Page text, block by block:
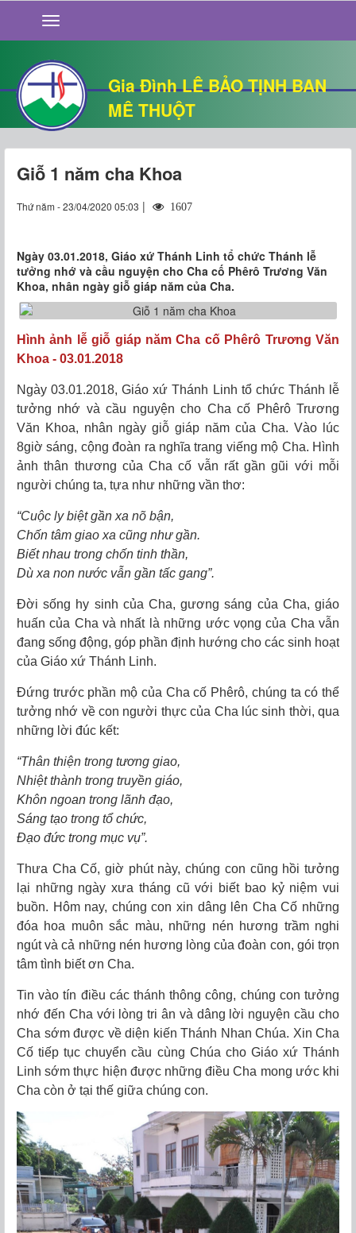
Gia Đình LÊ BẢO TỊNH BAN
MÊ THUỘT
GIỚI THIỆU
TIN TỨC
SỐNG ĐẠO
CHUYỆN NHÀ
QUÁN VĂN
THƯ GIÃN
Giỗ 1 năm cha Khoa
Thứ năm - 23/04/2020 05:03 | 1607
Ngày 03.01.2018, Giáo xứ Thánh Linh tổ chức Thánh lễ
tưởng nhớ và cầu nguyện cho Cha cố Phêrô Trương Văn
Khoa, nhân ngày giỗ giáp năm của Cha.
Hình ảnh lễ giỗ giáp năm Cha cố Phêrô Trương Văn
Khoa - 03.01.2018
Ngày 03.01.2018, Giáo xứ Thánh Linh tổ chức Thánh lễ
tưởng nhớ và cầu nguyện cho Cha cố Phêrô Trương
Văn Khoa, nhân ngày giỗ giáp năm của Cha. Vào lúc
8giờ sáng, cộng đoàn ra nghĩa trang viếng mộ Cha. Hình
ảnh thân thương của Cha cố vẫn rất gần gũi với mỗi
người chúng ta, tựa như những vần thơ:
“Cuộc ly biệt gần xa nõ bận,
Chốn tâm giao xa cũng như gần.
Biết nhau trong chốn tinh thần,
Dù xa non nước vẫn gần tấc gang”.
Đời sống hy sinh của Cha, gương sáng của Cha, giáo
huấn của Cha và nhất là những ước vọng của Cha vẫn
đang sống động, góp phần định hướng cho các sinh hoạt
của Giáo xứ Thánh Linh.
Đứng trước phần mộ của Cha cố Phêrô, chúng ta có thể
tưởng nhớ về con người thực của Cha lúc sinh thời, qua
những lời đúc kết:
“Thân thiện trong tương giao,
Nhiệt thành trong truyền giáo,
Khôn ngoan trong lãnh đạo,
Sáng tạo trong tổ chức,
Đạo đức trong mục vụ”.
Thưa Cha Cố, giờ phút này, chúng con cũng hồi tưởng
lại những ngày xưa tháng cũ với biết bao kỷ niệm vui
buồn. Hôm nay, chúng con xin dâng lên Cha Cố những
đóa hoa muôn sắc màu, những nén hương trầm nghi
ngút và cả những nén hương lòng của đoàn con, gói trọn
tâm tình biết ơn Cha.
Tin vào tín điều các thánh thông công, chúng con tưởng
nhớ đến Cha với lòng tri ân và dâng lời nguyện cầu cho
Cha sớm được về diện kiến Thánh Nhan Chúa. Xin Cha
Cố tiếp tục chuyển cầu cùng Chúa cho Giáo xứ Thánh
Linh sớm thực hiện được những điều Cha mong ước khi
Cha còn ở tại thế giữa chúng con.